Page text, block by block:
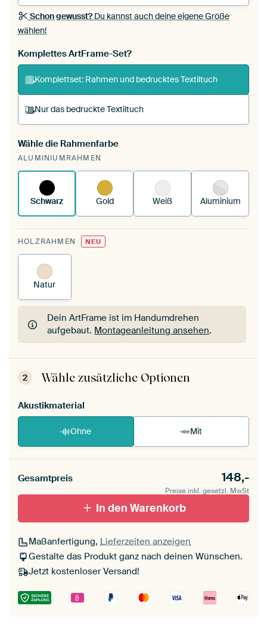
Schon gewusst?Du kannst auch deine eigene Größe
wählen!
Komplettes ArtFrame-Set?
Komplettset: Rahmen und bedrucktes Textiltuch
Nur das bedruckte Textiltuch
Du spannst einen wechselbaren Textiltuch in
deinen vorhandenen ArtFrame™.
funktioniert es.
Wähle die Rahmenfarbe
ALUMINIUMRAHMEN
Schwarz Gold Weiß Aluminium
HOLZRAHMEN NEU
Natur
Dein ArtFrame ist im Handumdrehen
aufgebaut. Montageanleitung ansehen.
Dein ArtFrame ist im Handumdrehen
aufgebaut.Montageanleitung ansehen
2 Wähle zusätzliche Optionen
Akustikmaterial
Ohne Mit
Gesamtpreis 148,-
Preise inkl. gesetzl. MwSt
In den Warenkorb
Maßanfertigung, Lieferzeiten anzeigen
Gestalte das Produkt ganz nach deinen Wünschen.
Jetzt kostenloser Versand!